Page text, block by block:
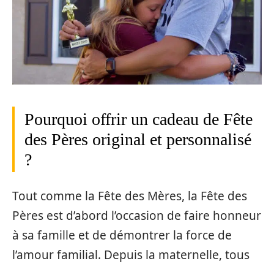
Pourquoi offrir un cadeau de Fête
des Pères original et personnalisé
?
Tout comme la Fête des Mères, la Fête des
Pères est d’abord l’occasion de faire honneur
à sa famille et de démontrer la force de
l’amour familial. Depuis la maternelle, tous